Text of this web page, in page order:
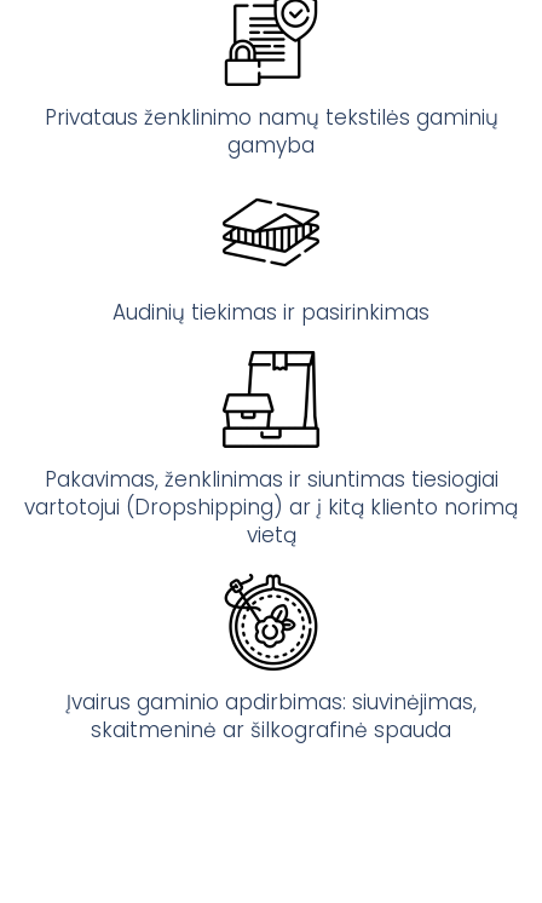
Privataus ženklinimo namų tekstilės gaminių
gamyba
Audinių tiekimas ir pasirinkimas
Pakavimas, ženklinimas ir siuntimas tiesiogiai
vartotojui (Dropshipping) ar į kitą kliento norimą
vietą
Įvairus gaminio apdirbimas: siuvinėjimas,
skaitmeninė ar šilkografinė spauda